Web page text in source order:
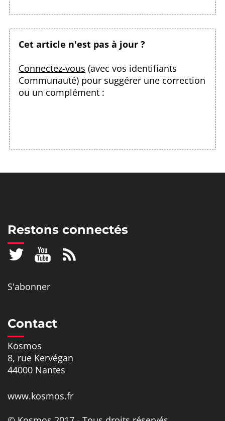
Cet article n'est pas à jour ?
Connectez-vous (avec vos identifiants
Communauté) pour suggérer une correction
ou un complément :
Restons connectés
S'abonner
Contact
Kosmos
8, rue Kervégan
44000 Nantes
www.kosmos.fr